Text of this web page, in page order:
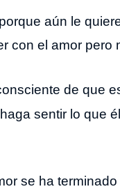
aún le
con el amor pero
de que
sentir lo que
se ha